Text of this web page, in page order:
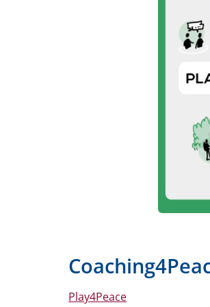
Play4Peace